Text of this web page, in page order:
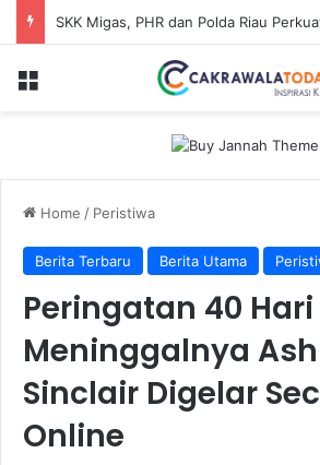
Menu
Home / Peristiwa
Berita Terbaru Berita Utama
Peringatan 40 Hari
Meninggalnya
Sinclair Digelar
Online